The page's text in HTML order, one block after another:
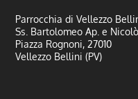
Parrocchia di Vellezzo
Ss. Bartolomeo Ap. e Nicolò
Piazza Rognoni, 27010
Vellezzo Bellini (PV)